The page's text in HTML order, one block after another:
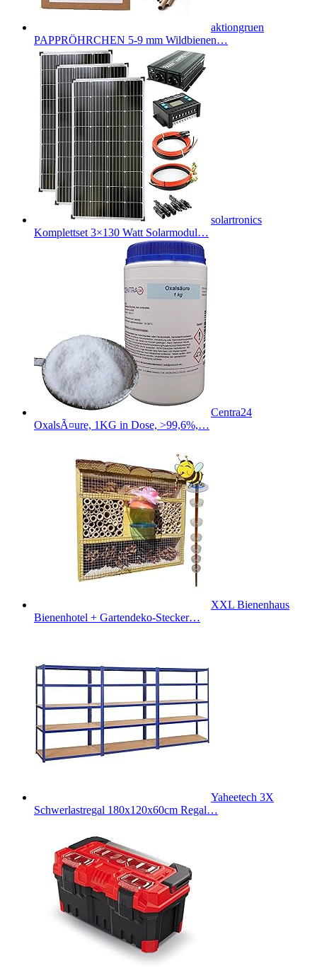
aktiongruen
PAPPRÖHRCHEN 5-9 mm Wildbienen…
solartronics
Komplettset 3×130 Watt Solarmodul…
Centra24
OxalsÃ¤ure, 1KG in Dose, >99,6%,…
XXL Bienenhaus
Bienenhotel + Gartendeko-Stecker…
Yaheetech 3X
Schwerlastregal 180x120x60cm Regal…